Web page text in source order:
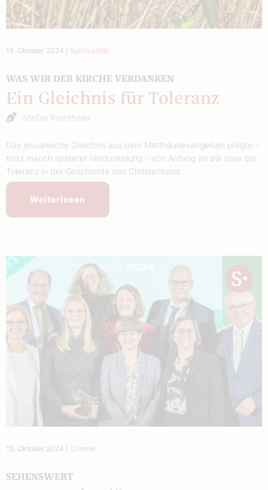
15. Oktober 2024 Spiritualität
WAS WIR DER KIRCHE VERDANKEN
Ein Gleichnis für Toleranz
Stefan Kronthaler
Das jesuanische Gleichnis aus dem Matthäusevangelium prägte –
trotz manch späterer Verdunkelung – von Anfang an die Idee der
Toleranz in der Geschichte des Christentums.
Weiterlesen
15. Oktober 2024 Chronik
SEHENSWERT